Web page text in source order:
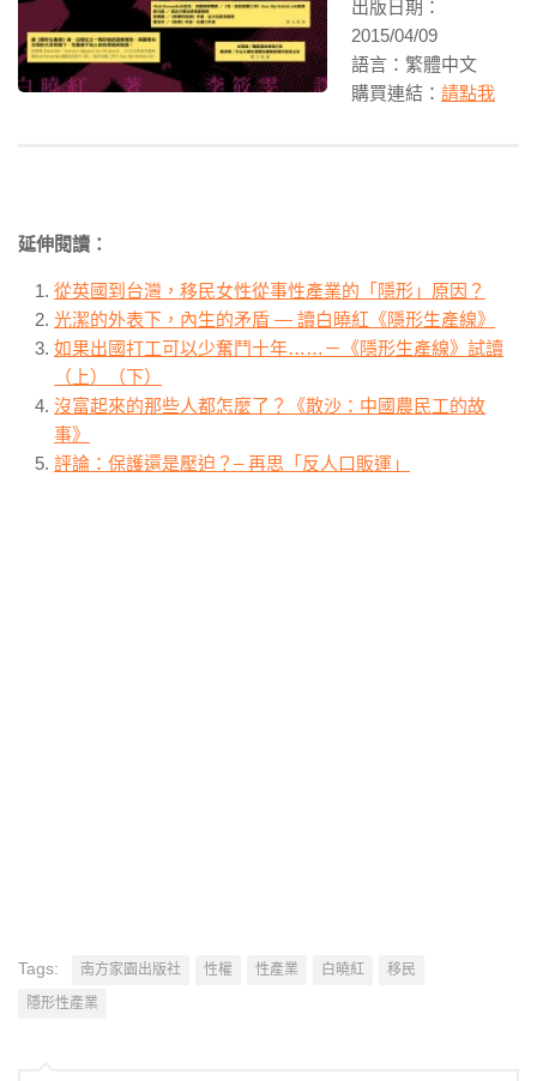
出版日期：
2015/04/09
語言：繁體中文
購買連結： 請點我
延伸閱讀：
從英國到台灣，移民女性從事性產業的「隱形」原因？
光潔的外表下，內生的矛盾 — 讀白曉紅《隱形生產線》
如果出國打工可以少奮鬥十年……－《隱形生產線》試讀
（上）
（下）
沒富起來的那些人都怎麼了？《散沙：中國農民工的故
事》
評論：保護還是壓迫？– 再思「反人口販運」
Tags: 南方家園出版社 性權 性產業 白曉紅
移民
隱形性產業